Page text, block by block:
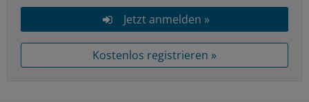
Jetzt anmelden »
Kostenlos registrieren »